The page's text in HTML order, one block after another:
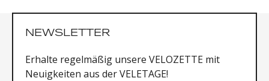
NEWSLETTER
Erhalte regelmäßig unsere VELOZETTE mit
Neuigkeiten aus der VELETAGE!